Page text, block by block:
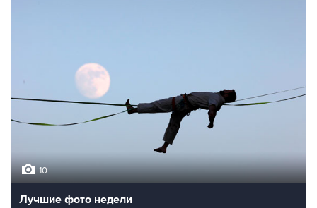
10
Лучшие фото недели